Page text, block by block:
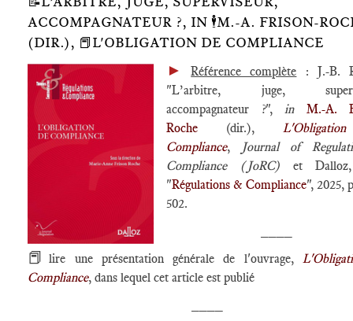
ACCOMPAGNATEUR ?, IN 🕴️M.-A. FRISON-
(DIR.), 📕L'OBLIGATION DE COMPLIANCE
► Référence complète : J.-B.
"L’arbitre, juge,
accompagnateur ?", in M.-A.
Roche (dir.),
Compliance,
Journal of
Compliance (JoRC)et
"Régulations & Compliance", 2025,
502.
📕lire une présentation générale de l'ouvrage,
Compliance, dans lequel cet article est publié